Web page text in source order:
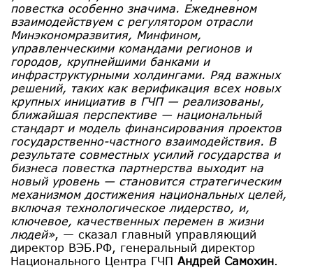
повестка особенно значима. Ежедневном
взаимодействуем с регулятором отрасли
Минэкономразвития, Минфином,
управленческими командами регионов и
городов, крупнейшими банками и
инфраструктурными холдингами. Ряд важных
решений, таких как верификация всех новых
крупных инициатив в ГЧП — реализованы,
ближайшая перспективе — национальный
стандарт и модель финансирования проектов
государственно-частного взаимодействия. В
результате совместных усилий государства и
бизнеса повестка партнерства выходит на
новый уровень — становится стратегическим
механизмом достижения национальных целей,
включая технологическое лидерство, и,
ключевое, качественных перемен в жизни
людей», — сказал главный управляющий
директор ВЭБ.РФ, генеральный директор
Национального Центра ГЧП Андрей Самохин.